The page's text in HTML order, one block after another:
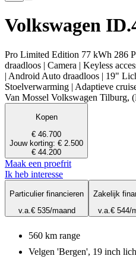
Volkswagen
Pro Limited Edition 77 kWh 286
draadloos | Camera | Keyless
| Android Auto draadloos | 19"
Stoelverwarming | Adaptieve
Van Mossel Volkswagen Tilburg,
Kopen
€ 46.700
Jouw korting: € 2.500
€ 44.200
Maak een proefrit
Ik heb interesse
Particulier financieren
v.a.€ 535/maand
Zakelijk
v.a.€ 544/
560 km range
Velgen 'Bergen', 19 inch